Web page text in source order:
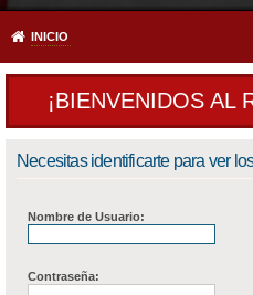
INICIO
¡BIENVENIDOS AL
Necesitas identificarte para ver
Nombre de Usuario:
Contraseña: